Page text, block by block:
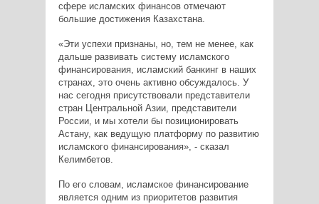
сфере исламских финансов отмечают
большие достижения Казахстана.
«Эти успехи признаны, но, тем не менее, как
дальше развивать систему исламского
финансирования, исламский банкинг в наших
странах, это очень активно обсуждалось. У
нас сегодня присутствовали представители
стран Центральной Азии, представители
России, и мы хотели бы позиционировать
Астану, как ведущую платформу по развитию
исламского финансирования», - сказал
Келимбетов.
По его словам, исламское финансирование
является одним из приоритетов развития